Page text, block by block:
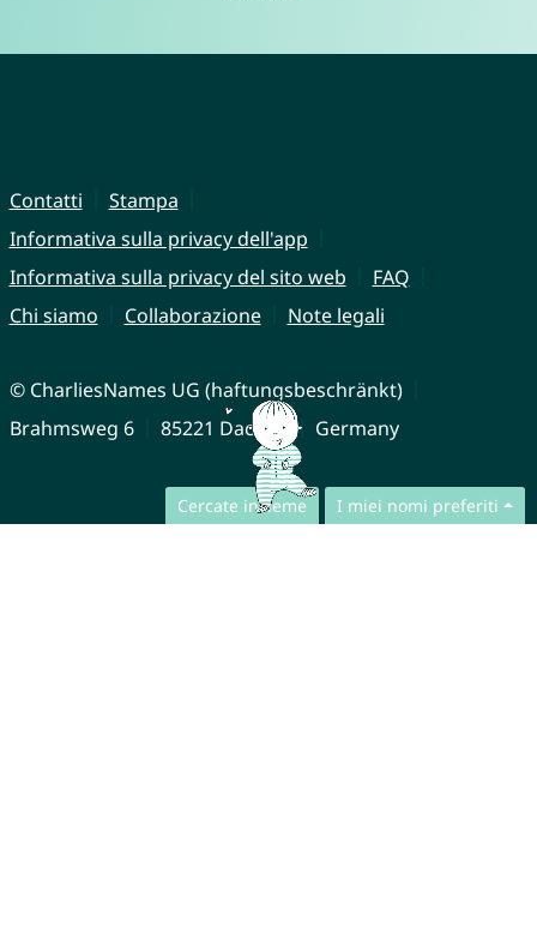
Cercate insieme I miei nomi preferiti
Contatti
Stampa
Informativa sulla privacy dell'app
Informativa sulla privacy del sito web
FAQ
Chi siamo
Collaborazione Note legali
© CharliesNames UG (haftungsbeschränkt)
Brahmsweg 6
85221 Dachau Germany